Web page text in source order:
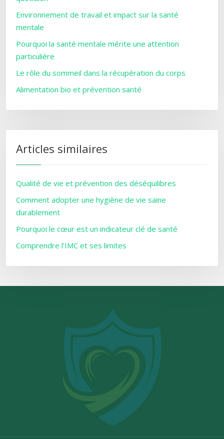
Environnement de travail et impact sur la santé
mentale
Pourquoi la santé mentale mérite une attention
particulière
Le rôle du sommeil dans la récupération du corps
Alimentation bio et prévention santé
Articles similaires
Qualité de vie et prévention des déséquilibres
Comment adopter une hygiène de vie saine
durablement
Pourquoi le cœur est un indicateur clé de santé
Comprendre l’IMC et ses limites